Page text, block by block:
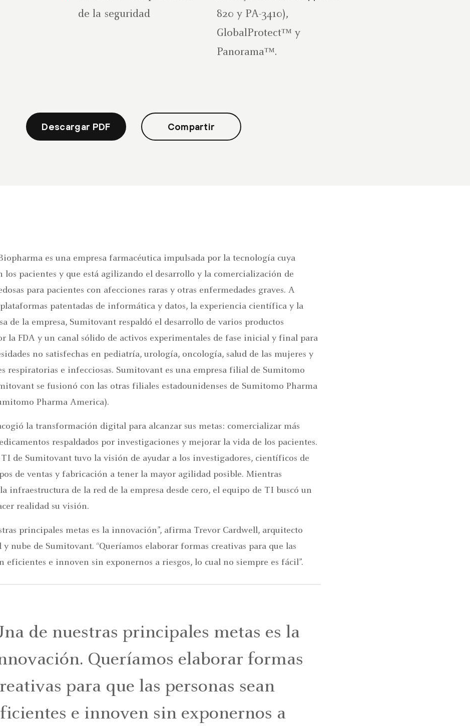
de la seguridad
820 y PA-3410),
GlobalProtect™ y
Panorama™.
Descargar PDF Compartir
es una empresa farmacéutica impulsada por la tecnología cuya
los pacientes y que está agilizando el desarrollo y la comercialización de
para pacientes con afecciones raras y otras enfermedades graves. A
patentadas de informática y datos, la experiencia científica y la
de la empresa, Sumitovant respaldó el desarrollo de varios productos
la FDA y un canal sólido de activos experimentales de fase inicial y final para
no satisfechas en pediatría, urología, oncología, salud de las mujeres y
respiratorias e infecciosas. Sumitovant es una empresa filial de Sumitomo
se fusionó con las otras filiales estadounidenses de Sumitomo Pharma
Pharma America).
la transformación digital para alcanzar sus metas: comercializar más
respaldados por investigaciones y mejorar la vida de los pacientes.
de Sumitovant tuvo la visión de ayudar a los investigadores, científicos de
de ventas y fabricación a tener la mayor agilidad posible. Mientras
infraestructura de la red de la empresa desde cero, el equipo de TI buscó un
realidad su visión.
principales metas es la innovación”, afirma Trevor Cardwell, arquitecto
y nube de Sumitovant. “Queríamos elaborar formas creativas para que las
eficientes e innoven sin exponernos a riesgos, lo cual no siempre es fácil”.
de nuestras principales metas es la
Queríamos elaborar formas
para que las personas sean
e innoven sin exponernos a